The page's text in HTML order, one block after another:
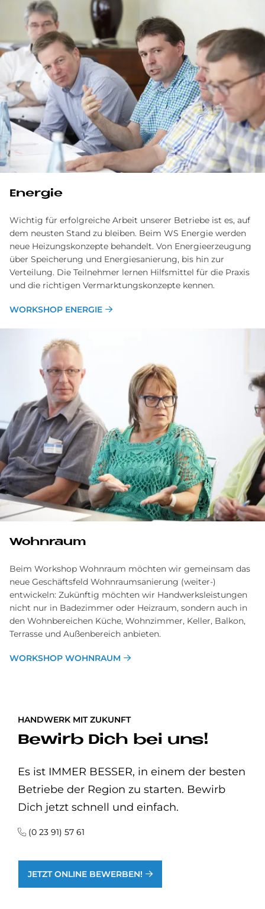
Energie
Wichtig für erfolgreiche Arbeit unserer Betriebe ist es, auf
dem neusten Stand zu bleiben. Beim WS Energie werden
neue Heizungskonzepte behandelt. Von Energieerzeugung
über Speicherung und Energiesanierung, bis hin zur
Verteilung. Die Teilnehmer lernen Hilfsmittel für die Praxis
und die richtigen Vermarktungskonzepte kennen.
WORKSHOP ENERGIE
Wohnraum
Beim Workshop Wohnraum möchten wir gemeinsam das
neue Geschäftsfeld Wohnraumsanierung (weiter-)
entwickeln: Zukünftig möchten wir Handwerksleistungen
nicht nur in Badezimmer oder Heizraum, sondern auch in
den Wohnbereichen Küche, Wohnzimmer, Keller, Balkon,
Terrasse und Außenbereich anbieten.
WORKSHOP WOHNRAUM
HANDWERK MIT ZUKUNFT
Bewirb Dich bei uns!
Es ist IMMER BESSER, in einem der besten
Betriebe der Region zu starten. Bewirb
Dich jetzt schnell und einfach.
(0 23 91) 57 61
JETZT ONLINE BEWERBEN!